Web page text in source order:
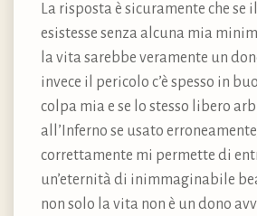
La risposta è sicuramente che se
esistesse senza alcuna mia
la vita sarebbe veramente un
invece il pericolo c’è spesso in
colpa mia e se lo stesso libero
all’Inferno se usato
correttamente mi permette di
un’eternità di inimmaginabile
non solo la vita non è un dono